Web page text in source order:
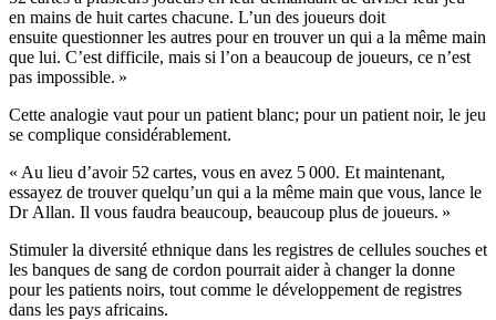
en mains de huit cartes chacune. L’un des joueurs doit
ensuite questionner les autres pour en trouver un qui a la même main
que lui. C’est difficile, mais si l’on a beaucoup de joueurs, ce n’est
pas impossible. »
Cette analogie vaut pour un patient blanc; pour un patient noir, le jeu
se complique considérablement.
« Au lieu d’avoir 52 cartes, vous en avez 5 000. Et maintenant,
essayez de trouver quelqu’un qui a la même main que vous, lance le
Dr Allan. Il vous faudra beaucoup, beaucoup plus de joueurs. »
Stimuler la diversité ethnique dans les registres de cellules souches et
les banques de sang de cordon pourrait aider à changer la donne
pour les patients noirs, tout comme le développement de registres
dans les pays africains.